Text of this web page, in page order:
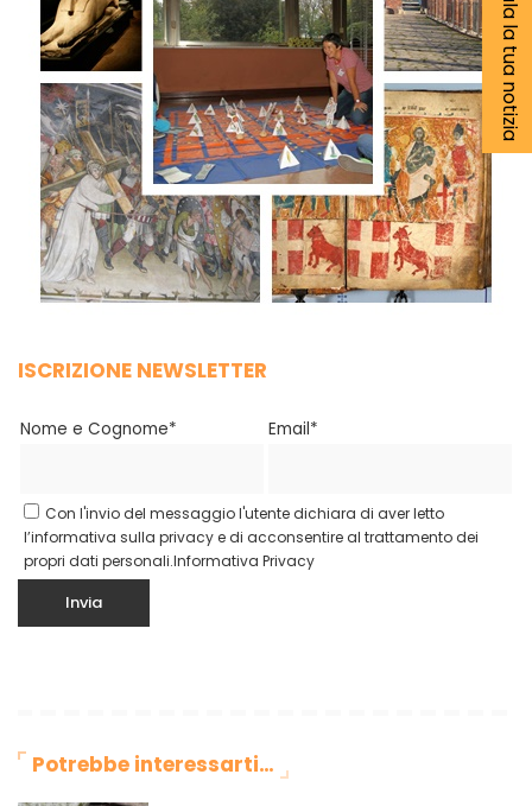
ISCRIZIONE NEWSLETTER
Nome e Cognome* Email*
Con l'invio del messaggio l'utente dichiara di aver letto
l’informativa sulla privacy e di acconsentire al trattamento dei
propri dati personali.Informativa Privacy
Potrebbe interessarti…
Segnala la tua notizia